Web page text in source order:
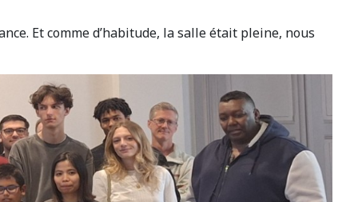
Et comme d’habitude, la salle était pleine, nous